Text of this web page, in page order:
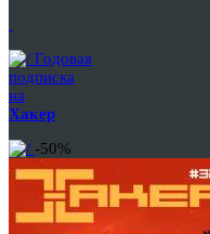
Годовая
подписка
на
Хакер
-50%